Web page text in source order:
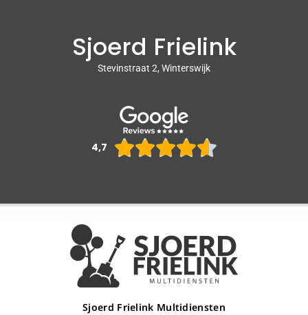
Sjoerd Frielink
Stevinstraat 2, Winterswijk
4,7 
Sjoerd Frielink Multidiensten